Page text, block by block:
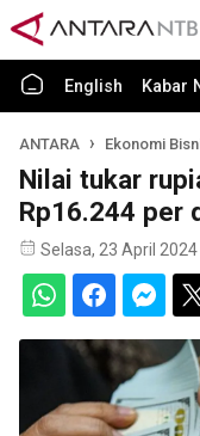
English Kabar
ANTARA Ekonomi
Nilai tukar
Rp16.244 per
Selasa, 23 April 2024